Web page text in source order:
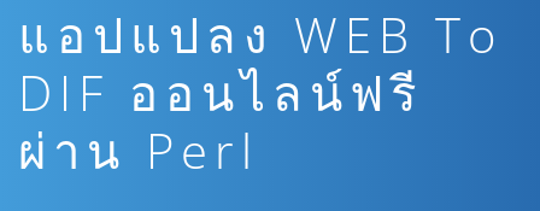
แอปแปลง WEB To
DIF ออนไลน์ฟรี
ผ่าน Perl